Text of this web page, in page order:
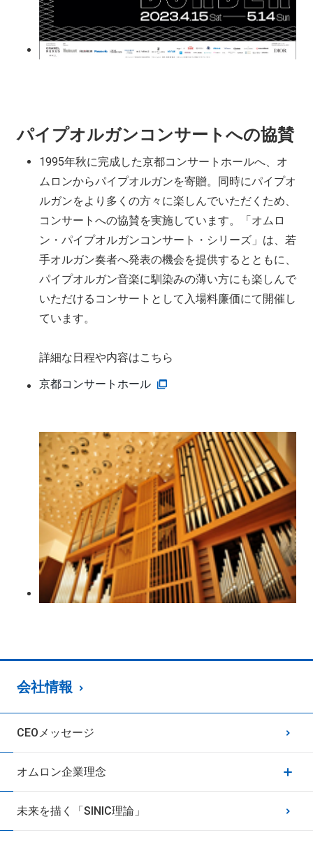
パイプオルガンコンサートへの協賛
1995年秋に完成した京都コンサートホールへ、オ
ムロンからパイプオルガンを寄贈。同時にパイプオ
ルガンをより多くの方々に楽しんでいただくため、
コンサートへの協賛を実施しています。「オムロ
ン・パイプオルガンコンサート・シリーズ」は、若
手オルガン奏者へ発表の機会を提供するとともに、
パイプオルガン音楽に馴染みの薄い方にも楽しんで
いただけるコンサートとして入場料廉価にて開催し
ています。
詳細な日程や内容はこちら
京都コンサートホール
会社情報
CEOメッセージ
オムロン企業理念
未来を描く「SINIC理論」